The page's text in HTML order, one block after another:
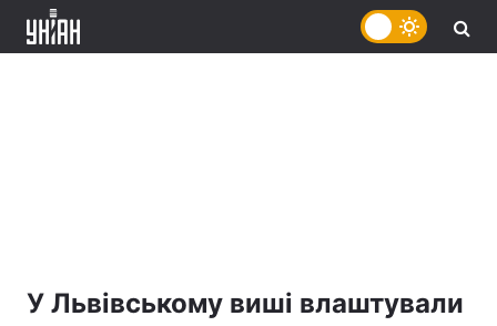
У Львівському виші влаштували